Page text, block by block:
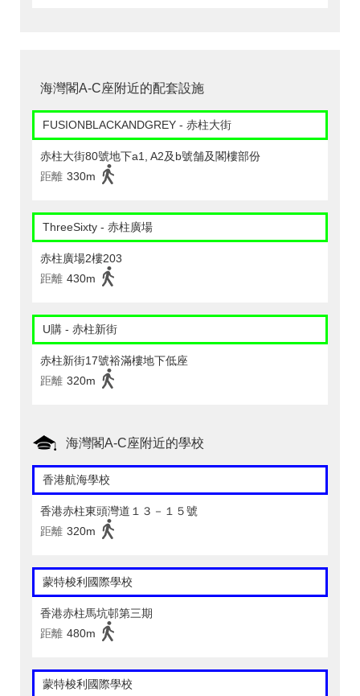
海灣閣A-C座附近的配套設施
FUSIONBLACKANDGREY - 赤柱大街
赤柱大街80號地下a1, A2及b號舗及閣樓部份
距離 330m
ThreeSixty - 赤柱廣場
赤柱廣場2樓203
距離 430m
U購 - 赤柱新街
赤柱新街17號裕滿樓地下低座
距離 320m
海灣閣A-C座附近的學校
香港航海學校
香港赤柱東頭灣道１３－１５號
距離 320m
蒙特梭利國際學校
香港赤柱馬坑邨第三期
距離 480m
蒙特梭利國際學校